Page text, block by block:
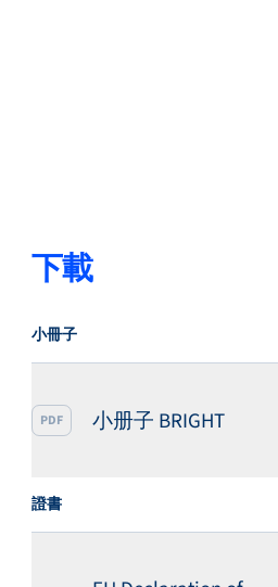
下載
小冊子
PDF 小册子 BRIGHT
證書